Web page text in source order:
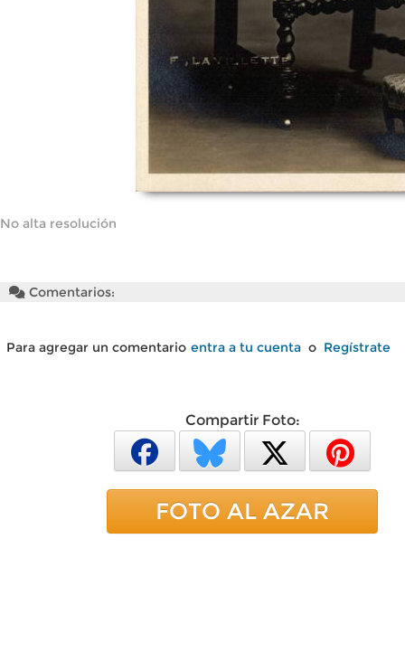
No alta resolución
Comentarios:
Para agregar un comentario entra a tu cuenta o Regístrate
Compartir Foto:
FOTO AL AZAR